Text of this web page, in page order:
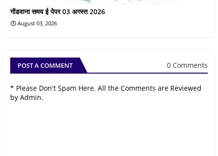
गोंडवाना समय ई पेपर 03 अगस्त 2026
August 03, 2026
POST A COMMENT 0 Comments
* Please Don't Spam Here. All the Comments are Reviewed
by Admin.